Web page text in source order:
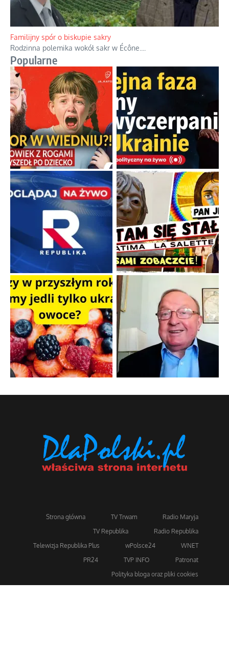
Familijny spór o biskupie sakry
Rodzinna polemika wokół sakr w Écône.
Popularne
Strona główna TV Trwam
Radio Maryja
TV Republika
Radio Republika
Telewizja Republika Plus
wPolsce24
WNET
PR24
TVP INFO
Patronat
Polityka bloga oraz pliki cookies